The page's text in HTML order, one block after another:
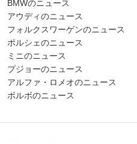
BMWのニュース
アウディのニュース
フォルクスワーゲンのニュース
ポルシェのニュース
ミニのニュース
プジョーのニュース
アルファ・ロメオのニュース
ボルボのニュース